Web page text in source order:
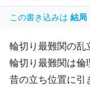
この書き込みは 結局
輪切り最難関の乱
輪切り最難関は倫
昔の立ち位置に引